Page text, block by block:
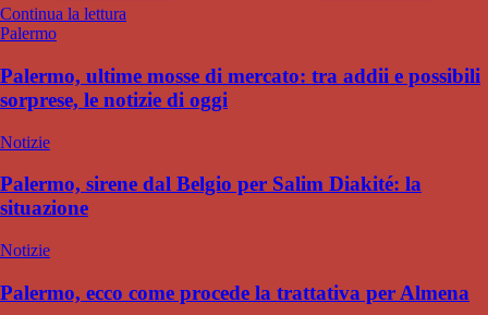
Continua la lettura
Palermo
Palermo, ultime mosse di mercato: tra addii e possibili
sorprese, le notizie di oggi
Notizie
Palermo, sirene dal Belgio per Salim Diakité: la
situazione
Notizie
Palermo, ecco come procede la trattativa per Almena